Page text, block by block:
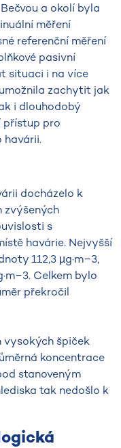
a okolí byla
měření
referenční měření
pasivní
situaci i na více
zachytit jak
i dlouhodobý
přístup pro
havárii.
docházelo k
zvýšených
s
havárie. Nejvyšší
112,3 µg·m−3,
Celkem bylo
překročil
špiček
koncentrace
stanoveným
tak nedošlo k